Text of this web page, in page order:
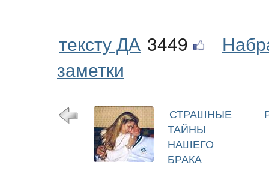
тексту ДА 3449
заметки
СТРАШНЫЕ
ТАЙНЫ
НАШЕГО
БРАКА